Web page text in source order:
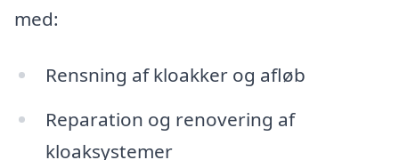
med:
Rensning af kloakker og afløb
Reparation og renovering af
kloaksystemer